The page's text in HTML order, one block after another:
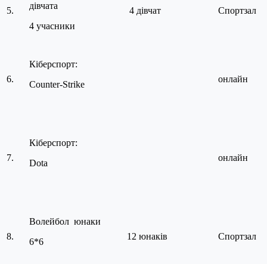
5.
дівчата
4 учасники
4 дівчат Спортзал
6.
Кіберспорт:
Counter-Strike
онлайн
7.
Кіберспорт:
Dota
онлайн
8.
Волейбол юнаки
6*6
12 юнаків Спортзал